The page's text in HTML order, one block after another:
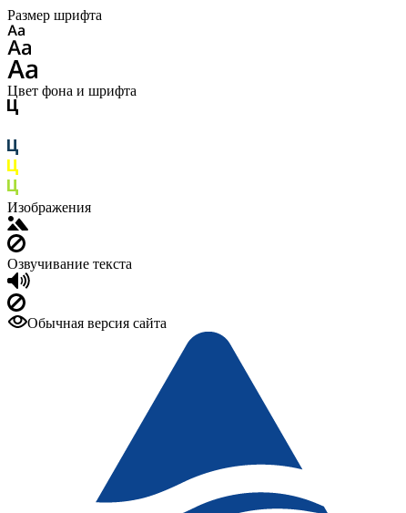
Размер шрифта
Цвет фона и шрифта
Изображения
Озвучивание текста
Обычная версия сайта